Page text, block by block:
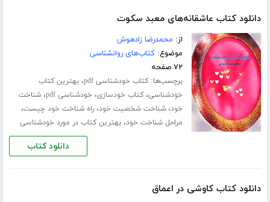
دانلود کتاب عاشقانه‌های معبد سکوت
از: محمدرضا زادهوش
موضوع:کتاب‌های روانشناسی
۷۲ صفحه
برچسب‌ها:کتاب خودشناسی pdf ،بهترین کتاب
خودشناسی،کتاب خودسازی، خودشناسی pdf ،شناخت
خود،شناخت شخصیت خود،راه شناخت خود چیست،
مراحل شناخت خود،بهترین کتاب در مورد خودشناسی
دانلود کتاب
دانلود کتاب کاوشی در اعماق